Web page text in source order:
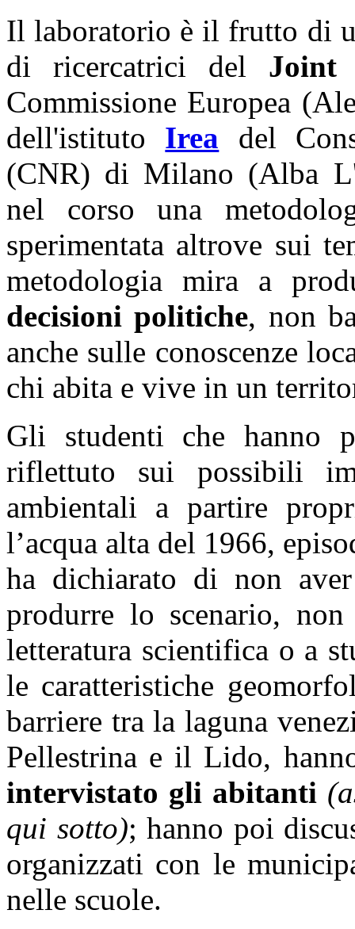
Il laboratorio è il frutto di
di ricercatrici del Joint
Commissione Europea
dell'istituto Irea del
(CNR) di Milano (Alba
nel corso una
sperimentata altrove sui
metodologia mira a
decisioni politiche, non
anche sulle conoscenze
chi abita e vive in un
Gli studenti che hanno
riflettuto sui possibili
ambientali a partire
l’acqua alta del 1966,
ha dichiarato di non
produrre lo scenario,
letteratura scientifica o a
le caratteristiche
barriere tra la laguna
Pellestrina e il Lido,
intervistato gli abitanti
qui sotto); hanno poi
organizzati con le
nelle scuole.